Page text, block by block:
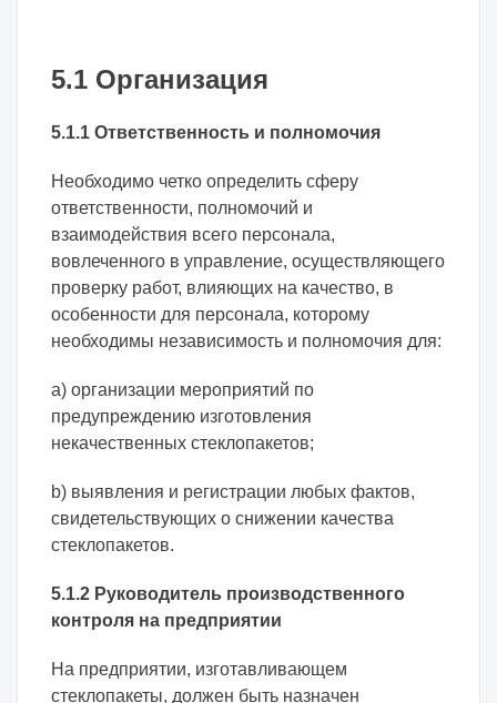
5.1 Организация
5.1.1 Ответственность и полномочия
Необходимо четко определить сферу
ответственности, полномочий и
взаимодействия всего персонала,
вовлеченного в управление, осуществляющего
проверку работ, влияющих на качество, в
особенности для персонала, которому
необходимы независимость и полномочия для:
a) организации мероприятий по
предупреждению изготовления
некачественных стеклопакетов;
b) выявления и регистрации любых фактов,
свидетельствующих о снижении качества
стеклопакетов.
5.1.2 Руководитель производственного
контроля на предприятии
На предприятии, изготавливающем
стеклопакеты, должен быть назначен